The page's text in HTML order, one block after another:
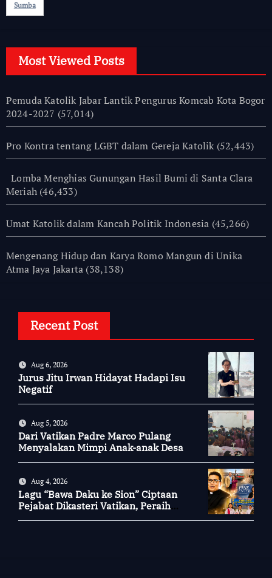
Sumba
Most Viewed Posts
Pemuda Katolik Jabar Lantik Pengurus Komcab Kota Bogor
2024-2027 (57,014)
Pro Kontra tentang LGBT dalam Gereja Katolik (52,443)
Lomba Menghias Gunungan Hasil Bumi di Santa Clara
Meriah (46,433)
Umat Katolik dalam Kancah Politik Indonesia (45,266)
Mengenang Hidup dan Karya Romo Mangun di Unika
Atma Jaya Jakarta (38,138)
Recent Post
Aug 6, 2026
Jurus Jitu Irwan Hidayat Hadapi Isu
Negatif
Aug 5, 2026
Dari Vatikan Padre Marco Pulang
Menyalakan Mimpi Anak-anak Desa
Aug 4, 2026
Lagu “Bawa Daku ke Sion” Ciptaan
Pejabat Dikasteri Vatikan, Peraih